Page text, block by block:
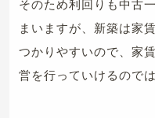
そのため利回りも中古
まいますが、新築は家
つかりやすいので、家
営を行っていけるので